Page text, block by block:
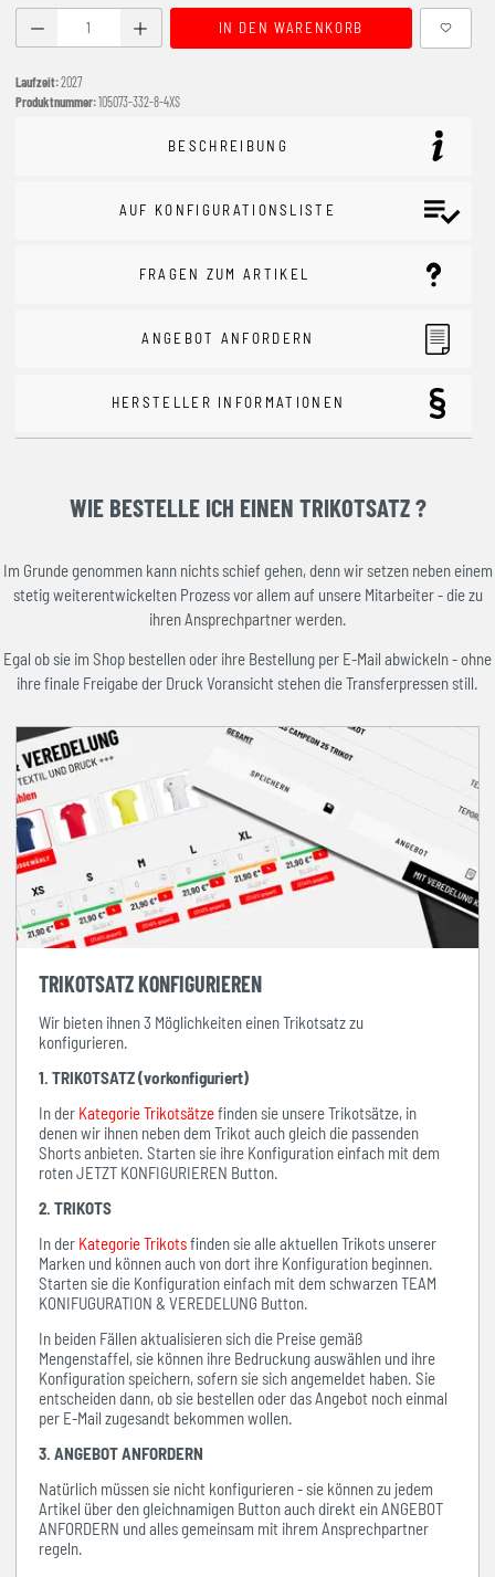
Produkt Anzahl: Gib den gewünschten Wert ein oder
IN DEN WARENKORB
Laufzeit:2027
Produktnummer:105073-332-8-4XS
BESCHREIBUNG
AUF KONFIGURATIONSLISTE
FRAGEN ZUM ARTIKEL
ANGEBOT ANFORDERN
HERSTELLER INFORMATIONEN
WIE BESTELLE ICH EINEN TRIKOTSATZ ?
Im Grunde genommen kann nichts schief gehen, denn wir setzen neben einem
stetig weiterentwickelten Prozess vor allem auf unsere Mitarbeiter - die zu
ihren Ansprechpartner werden.
Egal ob sie im Shop bestellen oder ihre Bestellung per E-Mail abwickeln - ohne
ihre finale Freigabe der Druck Voransicht stehen die Transferpressen still.
TRIKOTSATZ KONFIGURIEREN
Wir bieten ihnen 3 Möglichkeiten einen Trikotsatz zu
konfigurieren.
1. TRIKOTSATZ (vorkonfiguriert)
In der Kategorie Trikotsätzefinden sie unsere Trikotsätze, in
denen wir ihnen neben dem Trikot auch gleich die passenden
Shorts anbieten. Starten sie ihre Konfiguration einfach mit dem
roten JETZT KONFIGURIEREN Button.
2. TRIKOTS
In der Kategorie Trikotsfinden sie alle aktuellen Trikots unserer
Marken und können auch von dort ihre Konfiguration beginnen.
Starten sie die Konfiguration einfach mit dem schwarzen TEAM
KONIFUGURATION & VEREDELUNG Button.
In beiden Fällen aktualisieren sich die Preise gemäß
Mengenstaffel, sie können ihre Bedruckung auswählen und ihre
Konfiguration speichern, sofern sie sich angemeldet haben. Sie
entscheiden dann, ob sie bestellen oder das Angebot noch einmal
per E-Mail zugesandt bekommen wollen.
3. ANGEBOT ANFORDERN
Natürlich müssen sie nicht konfigurieren - sie können zu jedem
Artikel über den gleichnamigen Button auch direkt ein ANGEBOT
ANFORDERN und alles gemeinsam mit ihrem Ansprechpartner
regeln.